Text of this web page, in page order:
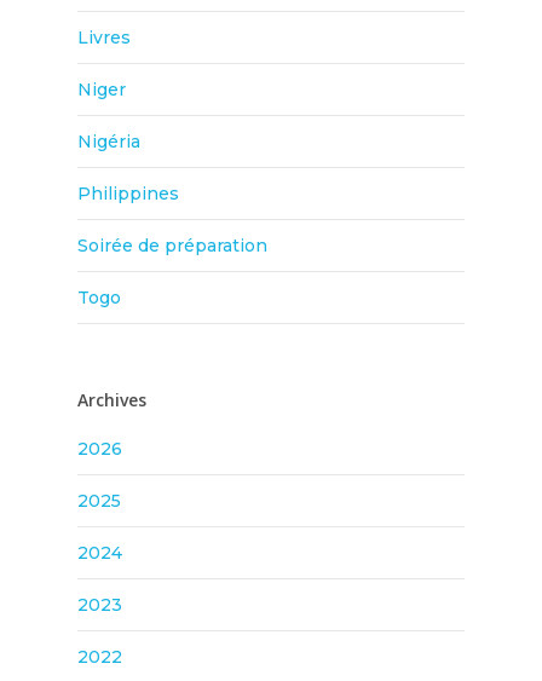
Livres
Niger
Nigéria
Philippines
Soirée de préparation
Togo
Archives
2026
2025
2024
2023
2022